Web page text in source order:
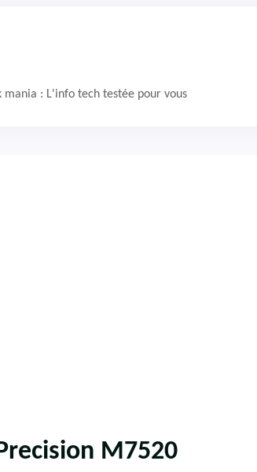
mania : L'info tech testée pour vous
M7520